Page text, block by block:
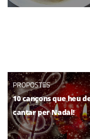
PROPOSTES
10 cançons que heu
cantar per Nadal!